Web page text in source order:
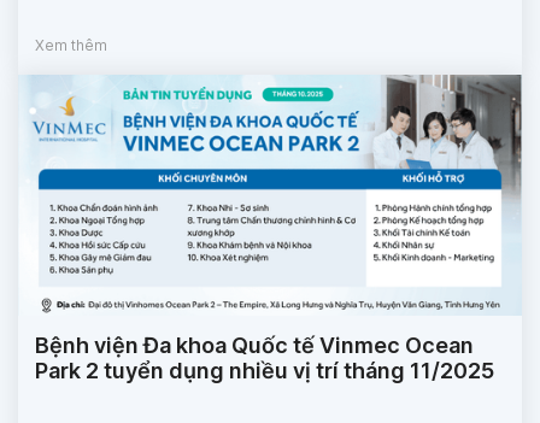
Xem thêm
Bệnh viện Đa khoa Quốc tế Vinmec Ocean
Park 2 tuyển dụng nhiều vị trí tháng 11/2025